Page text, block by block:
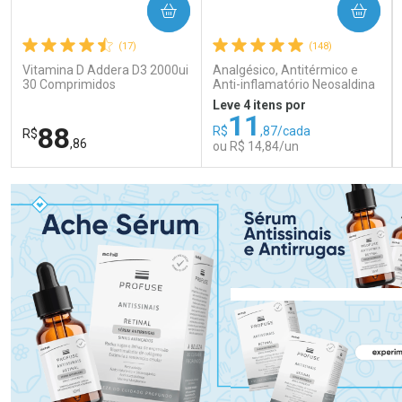
(17)
Vitamina D Addera D3 2000ui
30 Comprimidos
R$88,86
COMPRAR
FECHAR
Laboratório
Ativar Desconto
FECHAR
Por Menos
(148)
Analgésico, Antitérmico e
Anti-inflamatório Neosaldina
30mg + 300mg + 30mg 10
Drágeas
Leve 4 itens por
R$11 ,87/cada
ou R$ 14,84/un
COMPRAR
Laboratório
Ativar Desconto
Por Menos